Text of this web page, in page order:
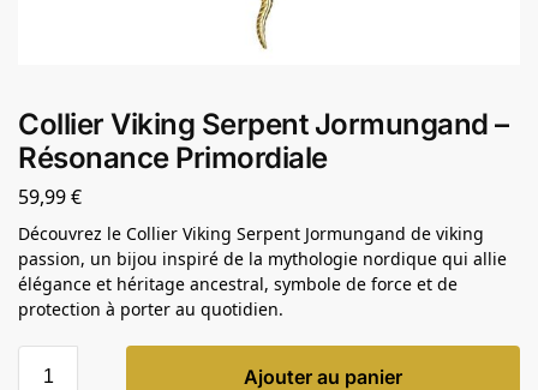
Collier Viking Serpent Jormungand –
Résonance Primordiale
59,99€
Découvrez le Collier Viking Serpent Jormungand de viking
passion, un bijou inspiré de la mythologie nordique qui allie
élégance et héritage ancestral, symbole de force et de
protection à porter au quotidien.
Ajouter au panier